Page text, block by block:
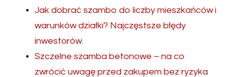
Jak dobrać szambo do liczby mieszkańców i
warunków działki? Najczęstsze błędy
inwestorów.
Szczelne szamba betonowe – na co
zwrócić uwagę przed zakupem bez ryzyka